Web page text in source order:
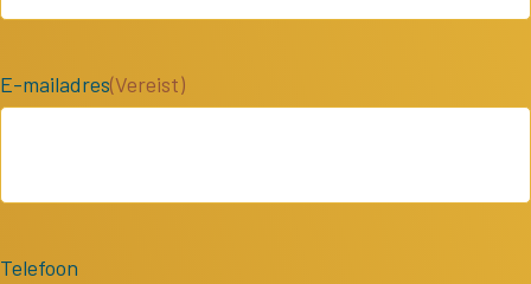
E-mailadres(Vereist)
Telefoon